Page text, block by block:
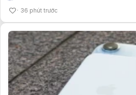
36 phút trước